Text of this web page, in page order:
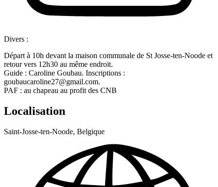
Divers :
Départ à 10h devant la maison communale de St Josse-ten-Noode et
retour vers 12h30 au même endroit.
Guide : Caroline Goubau. Inscriptions :
goubaucaroline27@gmail.com.
PAF : au chapeau au profit des CNB
Localisation
Saint-Josse-ten-Noode, Belgique